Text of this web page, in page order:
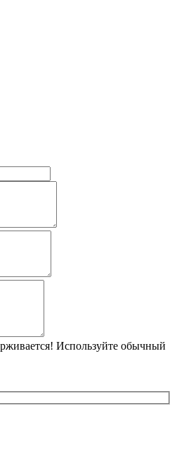
Используйте обычный